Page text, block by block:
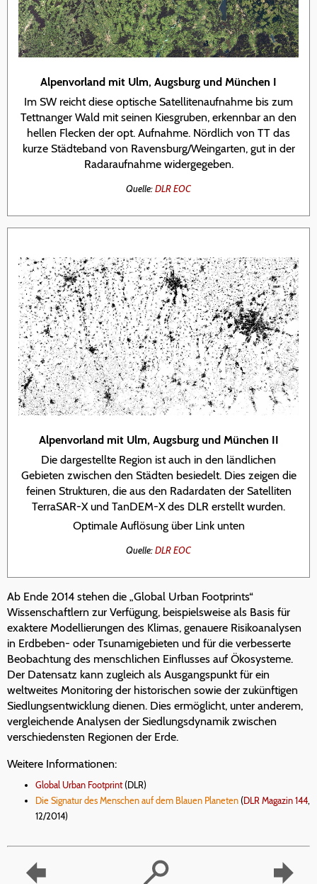
Alpenvorland mit Ulm, Augsburg und München I
Im SW reicht diese optische Satellitenaufnahme bis zum
Tettnanger Wald mit seinen Kiesgruben, erkennbar an den
hellen Flecken der opt. Aufnahme. Nördlich von TT das
kurze Städteband von Ravensburg/Weingarten, gut in der
Radaraufnahme widergegeben.
Quelle:DLR EOC
Alpenvorland mit Ulm, Augsburg und München II
Die dargestellte Region ist auch in den ländlichen
Gebieten zwischen den Städten besiedelt. Dies zeigen die
feinen Strukturen, die aus den Radardaten der Satelliten
TerraSAR-X und TanDEM-X des DLR erstellt wurden.
Optimale Auflösung über Link unten
Quelle:DLR EOC
Ab Ende 2014 stehen die „Global Urban Footprints“
Wissenschaftlern zur Verfügung, beispielsweise als Basis für
exaktere Modellierungen des Klimas, genauere Risikoanalysen
in Erdbeben- oder Tsunamigebieten und für die verbesserte
Beobachtung des menschlichen Einflusses auf Ökosysteme.
Der Datensatz kann zugleich als Ausgangspunkt für ein
weltweites Monitoring der historischen sowie der zukünftigen
Siedlungsentwicklung dienen. Dies ermöglicht, unter anderem,
vergleichende Analysen der Siedlungsdynamik zwischen
verschiedensten Regionen der Erde.
Weitere Informationen:
Global Urban Footprint(DLR)
Die Signatur des Menschen auf dem Blauen Planeten ( DLR Magazin 144,
12/2014)